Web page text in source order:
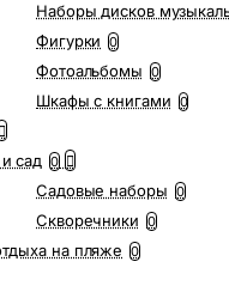
Наборы дисков
Фигурки 0
Фотоальбомы 0
Шкафы с книгами 0
сад 0
Садовые наборы 0
Скворечники 0
на пляже 0